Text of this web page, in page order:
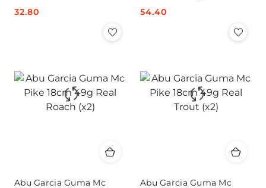
Cena:
32.80 Cena:
54.40
Abu Garcia Guma Mc Abu Garcia Guma Mc